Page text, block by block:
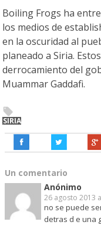
Boiling Frogs ha
los medios de
en la oscuridad al
planeado a Siria.
derrocamiento del
Muammar Gaddafi.
SIRIA
Un comentario
Anónimo
26 agosto 2013
no se puede
detras d e una